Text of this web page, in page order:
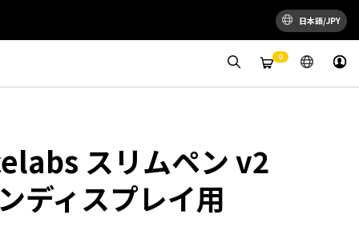
日本語/JPY
0
スリムペン v2
ディスプレイ用